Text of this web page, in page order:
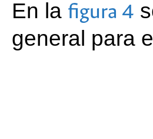
En la figura 4
general para